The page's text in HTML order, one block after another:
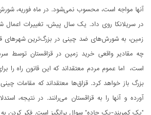
آنها مواجه است، محسوب نمی‌شود. در ماه فوریه،
در سریلانکا روی داد. یک سال پیش، تغییرات اعمال
زمین، به شورش‌های ضد چینی در بزرگ‌ترین شهرهای
چه مقادیر واقعی خرید زمین در قزاقستان توسط
است، اما عموم مردم معتقداند که این قانون راه را
بزرگ باز خواهد کرد. قزاق‌ها معتقداند که مقامات چینی‌
آورده و آنها را به قزاقستان می‌رانند. در نتیجه،
"یک کمربند-یک جاده" سوال برانگیز است. فکر کردن